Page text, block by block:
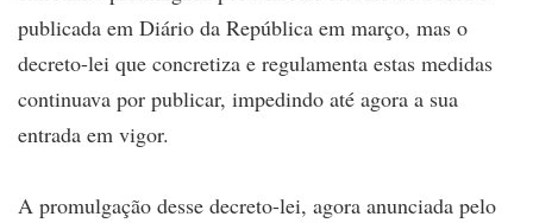
publicada em Diário da República em março, mas o
decreto-lei que concretiza e regulamenta estas medidas
continuava por publicar, impedindo até agora a sua
entrada em vigor.
A promulgação desse decreto-lei, agora anunciada pelo